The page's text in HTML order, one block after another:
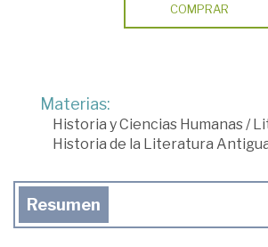
COMPRAR
Materias:
Historia y Ciencias Humanas/
Historia de la Literatura
Resumen